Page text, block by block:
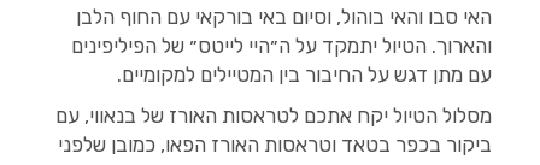
האי סבו והאי בוהול, וסיום באי בורקאי עם החוף הלבן
והארוך. הטיול יתמקד על ה״היי לייטס״ של הפיליפינים
עם מתן דגש על החיבור בין המטיילים למקומיים.
מסלול הטיול יקח אתכם לטראסות האורז של בנאווי, עם
ביקור בכפר בטאד וטראסות האורז הפאו, כמובן שלפני